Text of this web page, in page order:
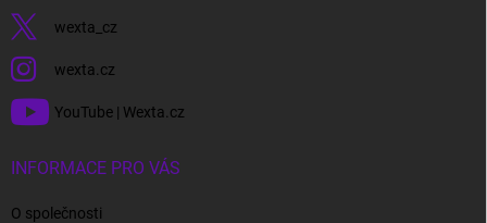
wexta_cz
wexta.cz
YouTube | Wexta.cz
INFORMACE PRO VÁS
O společnosti